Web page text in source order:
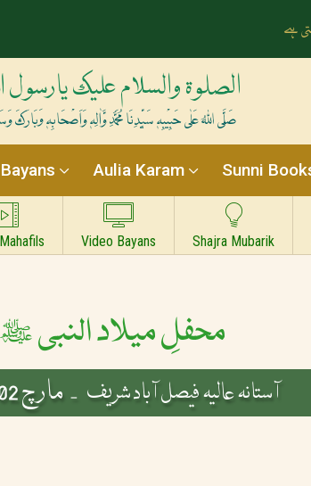
رات بنتی ہے
الصلوۃ والسلام علیک یارسول
صَلَّی اللہُ عَلٰی حَبِیْبِہٖ سَیِّدِنَا مُحَمَّدِ وَّاٰلِہٖ وَاَصْحَابِہٖ وَبَارَکَ
Aulia Karam Sunni
Video Bayans Shajra Mubarik
محفلِ میلاد النبی ﷺ
آستانہ عالیہ فیصل آباد شریف - مارچ 02 , 2022